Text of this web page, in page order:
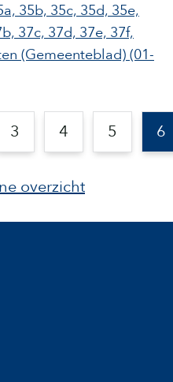
35b, 35c, 35d, 35e,
37c, 37d, 37e, 37f,
(Gemeenteblad) (01-
3 4 5 6
overzicht